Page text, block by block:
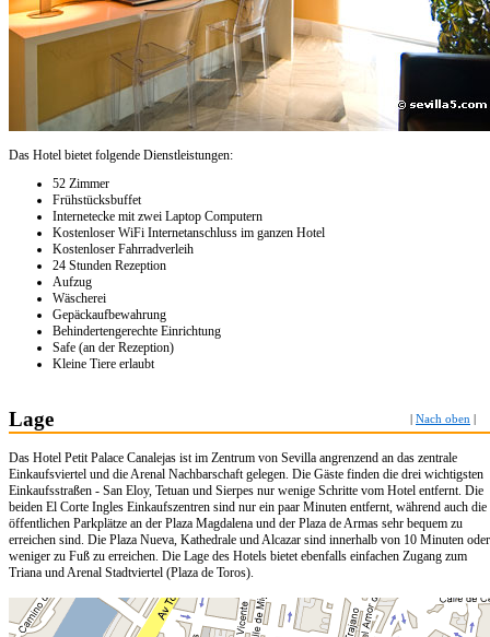
Das Hotel bietet folgende Dienstleistungen:
52 Zimmer
Frühstücksbuffet
Internetecke mit zwei Laptop Computern
Kostenloser WiFi Internetanschluss im ganzen Hotel
Kostenloser Fahrradverleih
24 Stunden Rezeption
Aufzug
Wäscherei
Gepäckaufbewahrung
Behindertengerechte Einrichtung
Safe (an der Rezeption)
Kleine Tiere erlaubt
Lage Nach oben
Das Hotel Petit Palace Canalejas ist im Zentrum von Sevilla angrenzend an das zentrale
Einkaufsviertel und die Arenal Nachbarschaft gelegen. Die Gäste finden die drei wichtigsten
Einkaufsstraßen - San Eloy, Tetuan und Sierpes nur wenige Schritte vom Hotel entfernt. Die
beiden El Corte Ingles Einkaufszentren sind nur ein paar Minuten entfernt, während auch die
öffentlichen Parkplätze an der Plaza Magdalena und der Plaza de Armas sehr bequem zu
erreichen sind. Die Plaza Nueva, Kathedrale und Alcazar sind innerhalb von 10 Minuten oder
weniger zu Fuß zu erreichen. Die Lage des Hotels bietet ebenfalls einfachen Zugang zum
Triana und Arenal Stadtviertel (Plaza de Toros).